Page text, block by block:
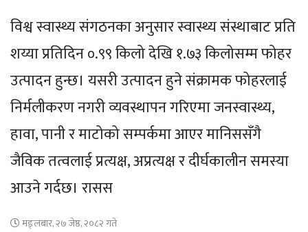
विश्व स्वास्थ्य संगठनका अनुसार स्वास्थ्य संस्थाबाट प्रति
शय्या प्रतिदिन ०.९९ किलो देखि १.७३ किलोसम्म फोहर
उत्पादन हुन्छ। यसरी उत्पादन हुने संक्रामक फोहरलाई
निर्मलीकरण नगरी व्यवस्थापन गरिएमा जनस्वास्थ्य,
हावा, पानी र माटोको सम्पर्कमा आएर मानिससँगै
जैविक तत्वलाई प्रत्यक्ष, अप्रत्यक्ष र दीर्घकालीन समस्या
आउने गर्दछ। रासस
मङ्लबार, २७ जेष्ठ, २०८२ गते